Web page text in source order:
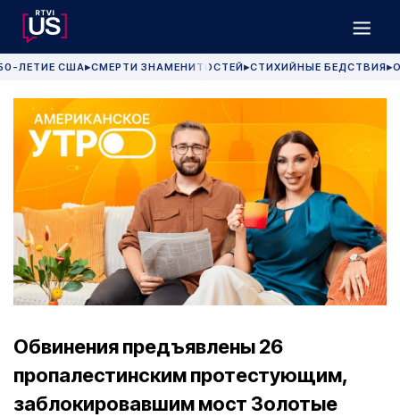
ЛЕТИЕ США▶СМЕРТИ ЗНАМЕНИТОСТЕЙ▶СТИХИЙНЫЕ БЕДСТВИЯ▶
Обвинения предъявлены 26
пропалестинским протестующим,
заблокировавшим мост Золотые